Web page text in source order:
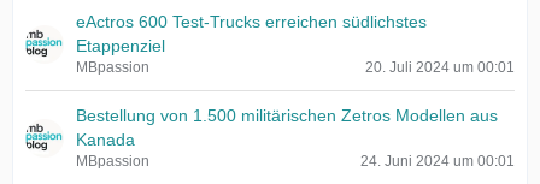
eActros 600 Test-Trucks erreichen südlichstes
Etappenziel
MBpassion 20. Juli 2024 um 00:01
Bestellung von 1.500 militärischen Zetros Modellen aus
Kanada
MBpassion 24. Juni 2024 um 00:01